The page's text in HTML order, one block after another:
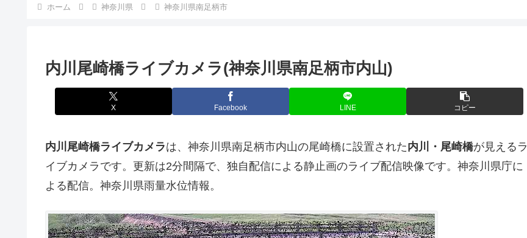
ホーム 神奈川県 神奈川県南足柄市
内川尾崎橋ライブカメラ(神奈川県南足柄市内山)
X Facebook LINE コピー
内川尾崎橋ライブカメラは、神奈川県南足柄市内山の尾崎橋に設置された内川・尾崎橋が見えるラ
イブカメラです。更新は2分間隔で、独自配信による静止画のライブ配信映像です。神奈川県庁に
よる配信。神奈川県雨量水位情報。